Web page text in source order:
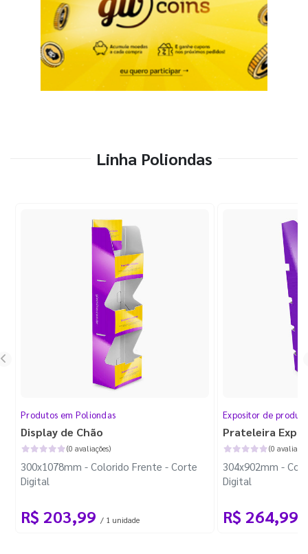
Linha Poliondas
Produtos em Poliondas
Display de Chão
(0 avaliações)
300x1078mm - Colorido Frente - Corte
Digital
R$ 203,99 / 1 unidade
Expositor de
Prateleira
(0
304x902mm -
Digital
R$ 264,99